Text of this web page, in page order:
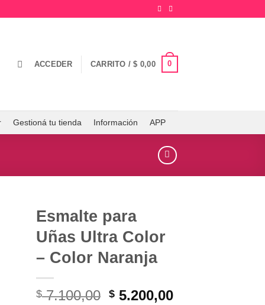
ACCEDER CARRITO /$ 0,00 0
Gestioná tu tienda Información APP
Esmalte para
Uñas Ultra Color
– Color Naranja
$7.100,00 El
$ 5.200,00El